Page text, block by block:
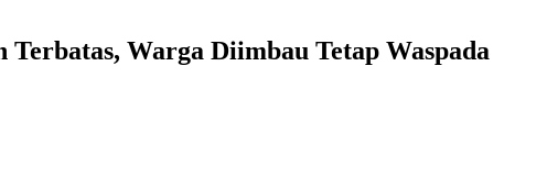
Terbatas, Warga Diimbau Tetap Waspada